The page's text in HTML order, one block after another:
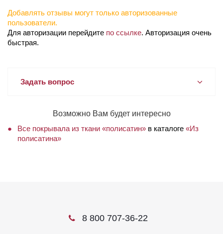
Добавлять отзывы могут только авторизованные
пользователи.
Для авторизации перейдите по ссылке. Авторизация очень
быстрая.
Задать вопрос
Возможно Вам будет интересно
Все покрывала из ткани «полисатин» в каталоге «Из
полисатина»
8 800 707-36-22